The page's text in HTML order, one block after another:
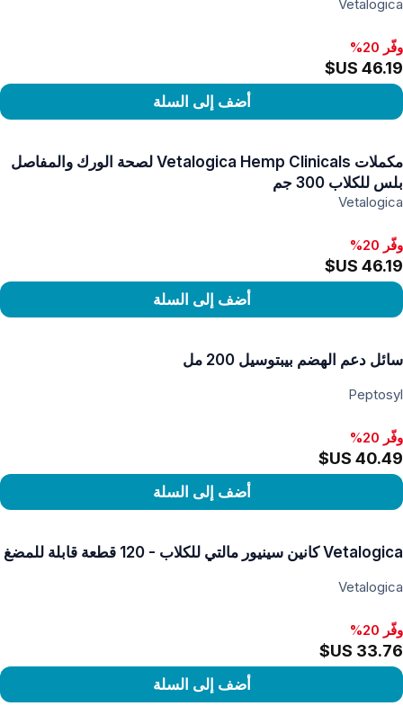
Vetalogica
وفّر 20%
أضف إلى السلة
مكملات Vetalogica Hemp Clinicals لصحة الورك والمفاصل
بلس للكلاب 300 جم
Vetalogica
وفّر 20%
أضف إلى السلة
سائل دعم الهضم بيبتوسيل 200 مل
Peptosyl
وفّر 20%
أضف إلى السلة
Vetalogica كانين سينيور مالتي للكلاب - 120 قطعة قابلة للمضغ
Vetalogica
وفّر 20%
أضف إلى السلة